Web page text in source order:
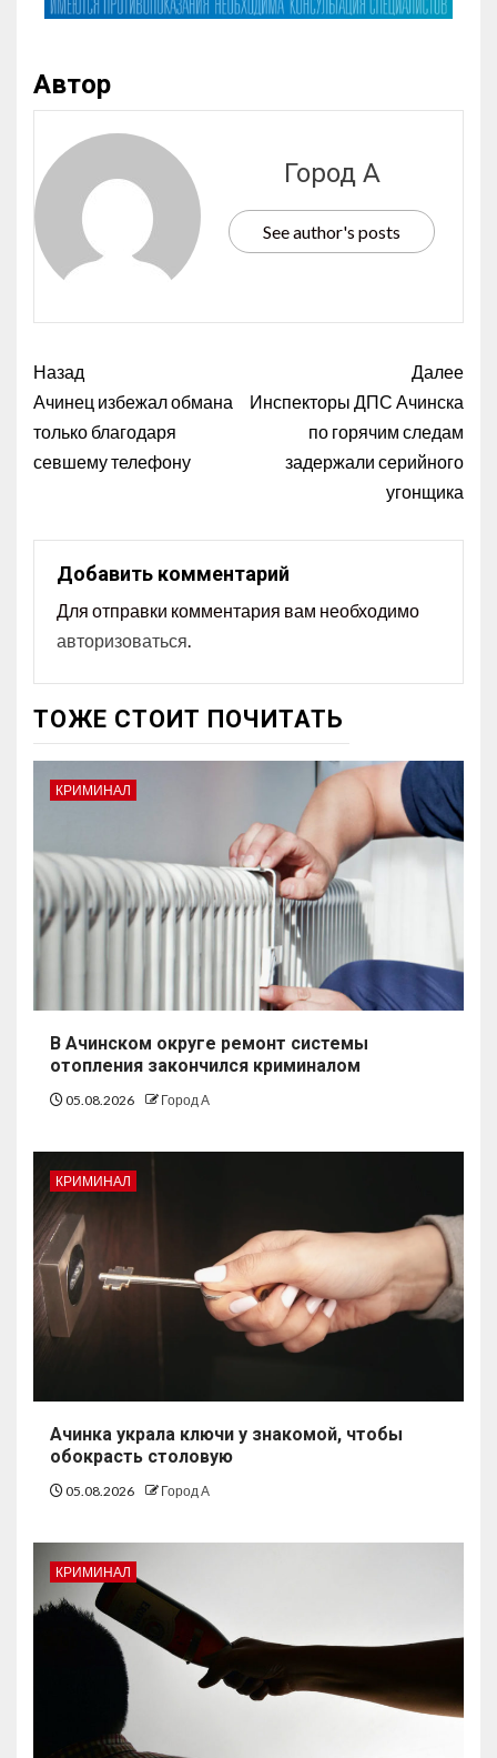
Автор
Город А
See author's posts
Назад
Ачинец избежал обмана
только благодаря
севшему телефону
Далее
Инспекторы ДПС Ачинска
по горячим следам
задержали серийного
угонщика
Добавить комментарий
Для отправки комментария вам необходимо
авторизоваться.
ТОЖЕ СТОИТ ПОЧИТАТЬ
КРИМИНАЛ
В Ачинском округе ремонт системы
отопления закончился криминалом
05.08.2026 Город А
КРИМИНАЛ
Ачинка украла ключи у знакомой, чтобы
обокрасть столовую
05.08.2026 Город А
КРИМИНАЛ